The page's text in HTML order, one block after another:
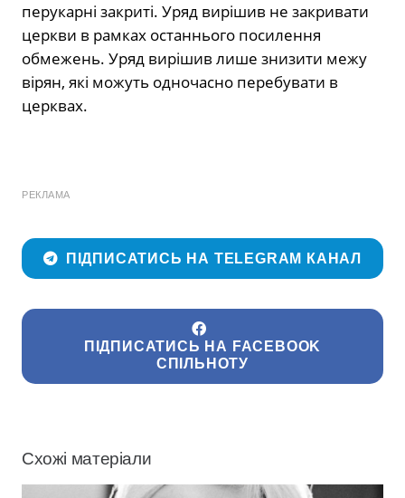
перукарні закриті. Уряд вирішив не закривати
церкви в рамках останнього посилення
обмежень. Уряд вирішив лише знизити межу
вірян, які можуть одночасно перебувати в
церквах.
РЕКЛАМА
ПІДПИСАТИСЬ НА TELEGRAM КАНАЛ
ПІДПИСАТИСЬ НА FACEBOOK
СПІЛЬНОТУ
Схожі матеріали